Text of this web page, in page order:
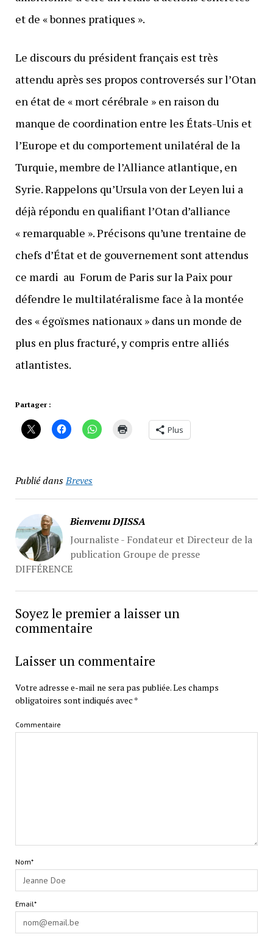
et de « bonnes pratiques ».
Le discours du président français est très
attendu après ses propos controversés sur l’Otan
en état de « mort cérébrale » en raison du
manque de coordination entre les États-Unis et
l’Europe et du comportement unilatéral de la
Turquie, membre de l’Alliance atlantique, en
Syrie. Rappelons qu’Ursula von der Leyen lui a
déjà répondu en qualifiant l’Otan d’alliance
« remarquable ». Précisons qu’une trentaine de
chefs d’État et de gouvernement sont attendus
ce mardi au Forum de Paris sur la Paix pour
défendre le multilatéralisme face à la montée
des « égoïsmes nationaux » dans un monde de
plus en plus fracturé, y compris entre alliés
atlantistes.
Partager :
Plus
Publié dansBreves
Bienvenu DJISSA
Journaliste - Fondateur et Directeur de la
publication Groupe de presse
DIFFÉRENCE
Soyez le premier a laisser un
commentaire
Laisser un commentaire
Votre adresse e-mail ne sera pas publiée.Les champs
obligatoires sont indiqués avec *
Commentaire
Nom*
Email*